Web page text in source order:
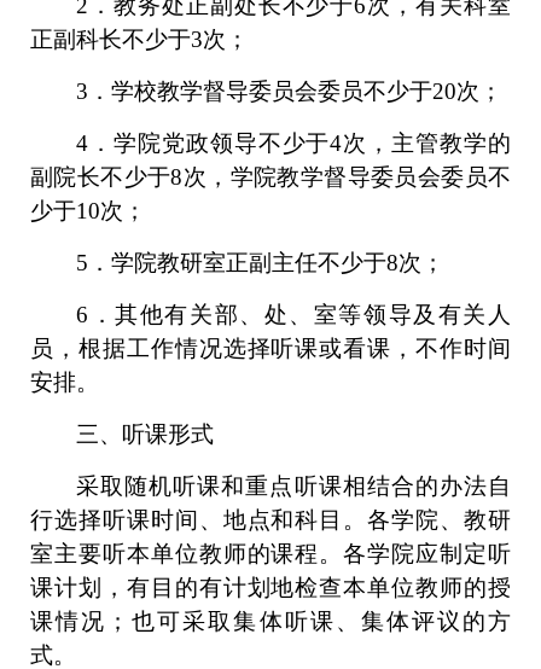
2．教务处正副处长不少于6次，有关科室
正副科长不少于3次；
3．学校教学督导委员会委员不少于20次；
4．学院党政领导不少于4次，主管教学的
副院长不少于8次，学院教学督导委员会委员不
少于10次；
5．学院教研室正副主任不少于8次；
6．其他有关部、处、室等领导及有关人
员，根据工作情况选择听课或看课，不作时间
安排。
三、听课形式
采取随机听课和重点听课相结合的办法自
行选择听课时间、地点和科目。各学院、教研
室主要听本单位教师的课程。各学院应制定听
课计划，有目的有计划地检查本单位教师的授
课情况；也可采取集体听课、集体评议的方
式。